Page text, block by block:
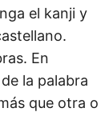
el kanji y
En
la palabra
que otra o